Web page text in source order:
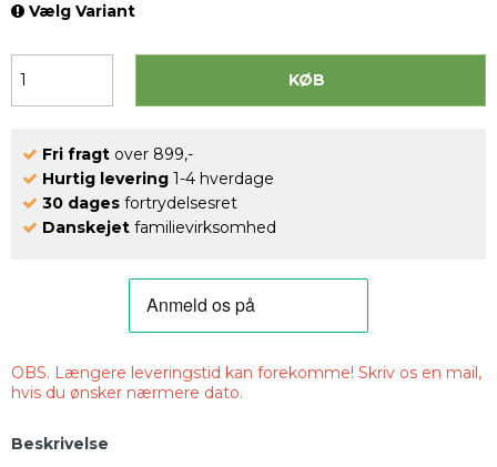
Vælg Variant
KØB
Fri fragt over 899,-
Hurtig levering 1-4 hverdage
30 dages fortrydelsesret
Danskejet familievirksomhed
OBS. Længere leveringstid kan forekomme! Skriv os en mail,
hvis du ønsker nærmere dato.
Beskrivelse